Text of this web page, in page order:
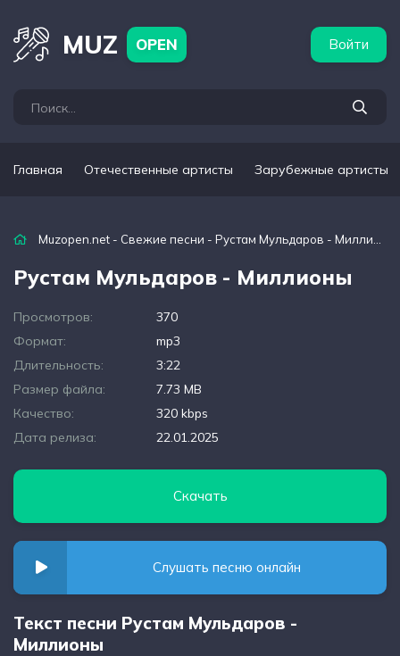
MUZ OPEN Войти
Главная Отечественные артисты Зарубежные артисты
Muzopen.net - Свежие песни - Рустам Мульдаров - Миллионы
Рустам Мульдаров - Миллионы
Просмотров:
370
Формат:
mp3
Длительность:
3:22
Размер файла:
7.73 MB
Качество:
320 kbps
Дата релиза:
22.01.2025
Скачать
Слушать песню онлайн
Текст песни Рустам Мульдаров -
Миллионы
артисты Популярные подборки